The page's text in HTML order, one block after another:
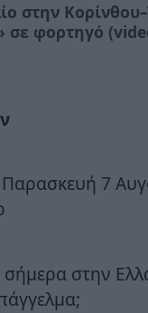
στην
φορτηγό
7
σήμερα στην